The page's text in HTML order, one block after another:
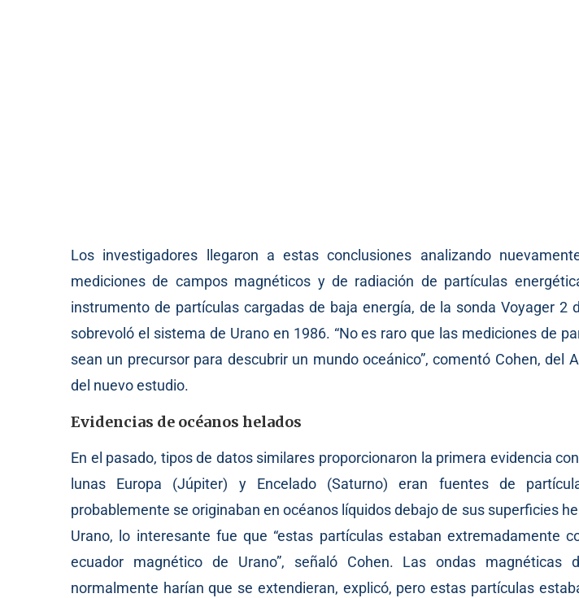
Los investigadores llegaron a estas conclusiones analizando
mediciones de campos magnéticos y de radiación de partículas
instrumento de partículas cargadas de baja energía, de la sonda Voyager 2
sobrevoló el sistema de Urano en 1986. “No es raro que las mediciones de
sean un precursor para descubrir un mundo oceánico”, comentó Cohen, del
del nuevo estudio.
Evidencias de océanos helados
En el pasado, tipos de datos similares proporcionaron la primera evidencia
lunas Europa (Júpiter) y Encelado (Saturno) eran fuentes de
probablemente se originaban en océanos líquidos debajo de sus superficies
Urano, lo interesante fue que “estas partículas estaban extremadamente
ecuador magnético de Urano”, señaló Cohen. Las ondas magnéticas
normalmente harían que se extendieran, explicó, pero estas partículas